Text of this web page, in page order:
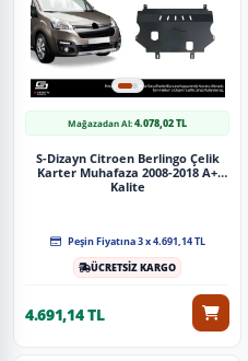
Mağazadan Al:4.078,02 TL
S-Dizayn Citroen Berlingo Çelik
Karter Muhafaza 2008-2018 A+
Kalite
Peşin Fiyatına 3 x 4.691,14 TL
ÜCRETSİZ KARGO
4.691,14 TL